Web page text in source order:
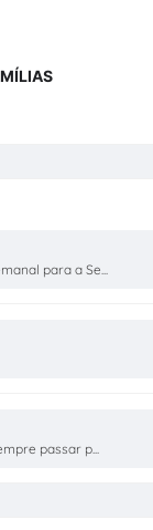
para a Se...
passar p...